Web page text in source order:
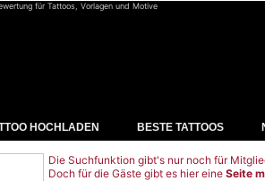
für Tattoos, Vorlagen und Motive
HOCHLADEN BESTE TATTOOS
Die Suchfunktion gibt's nur noch für
Doch für die Gäste gibt es hier eine Seite